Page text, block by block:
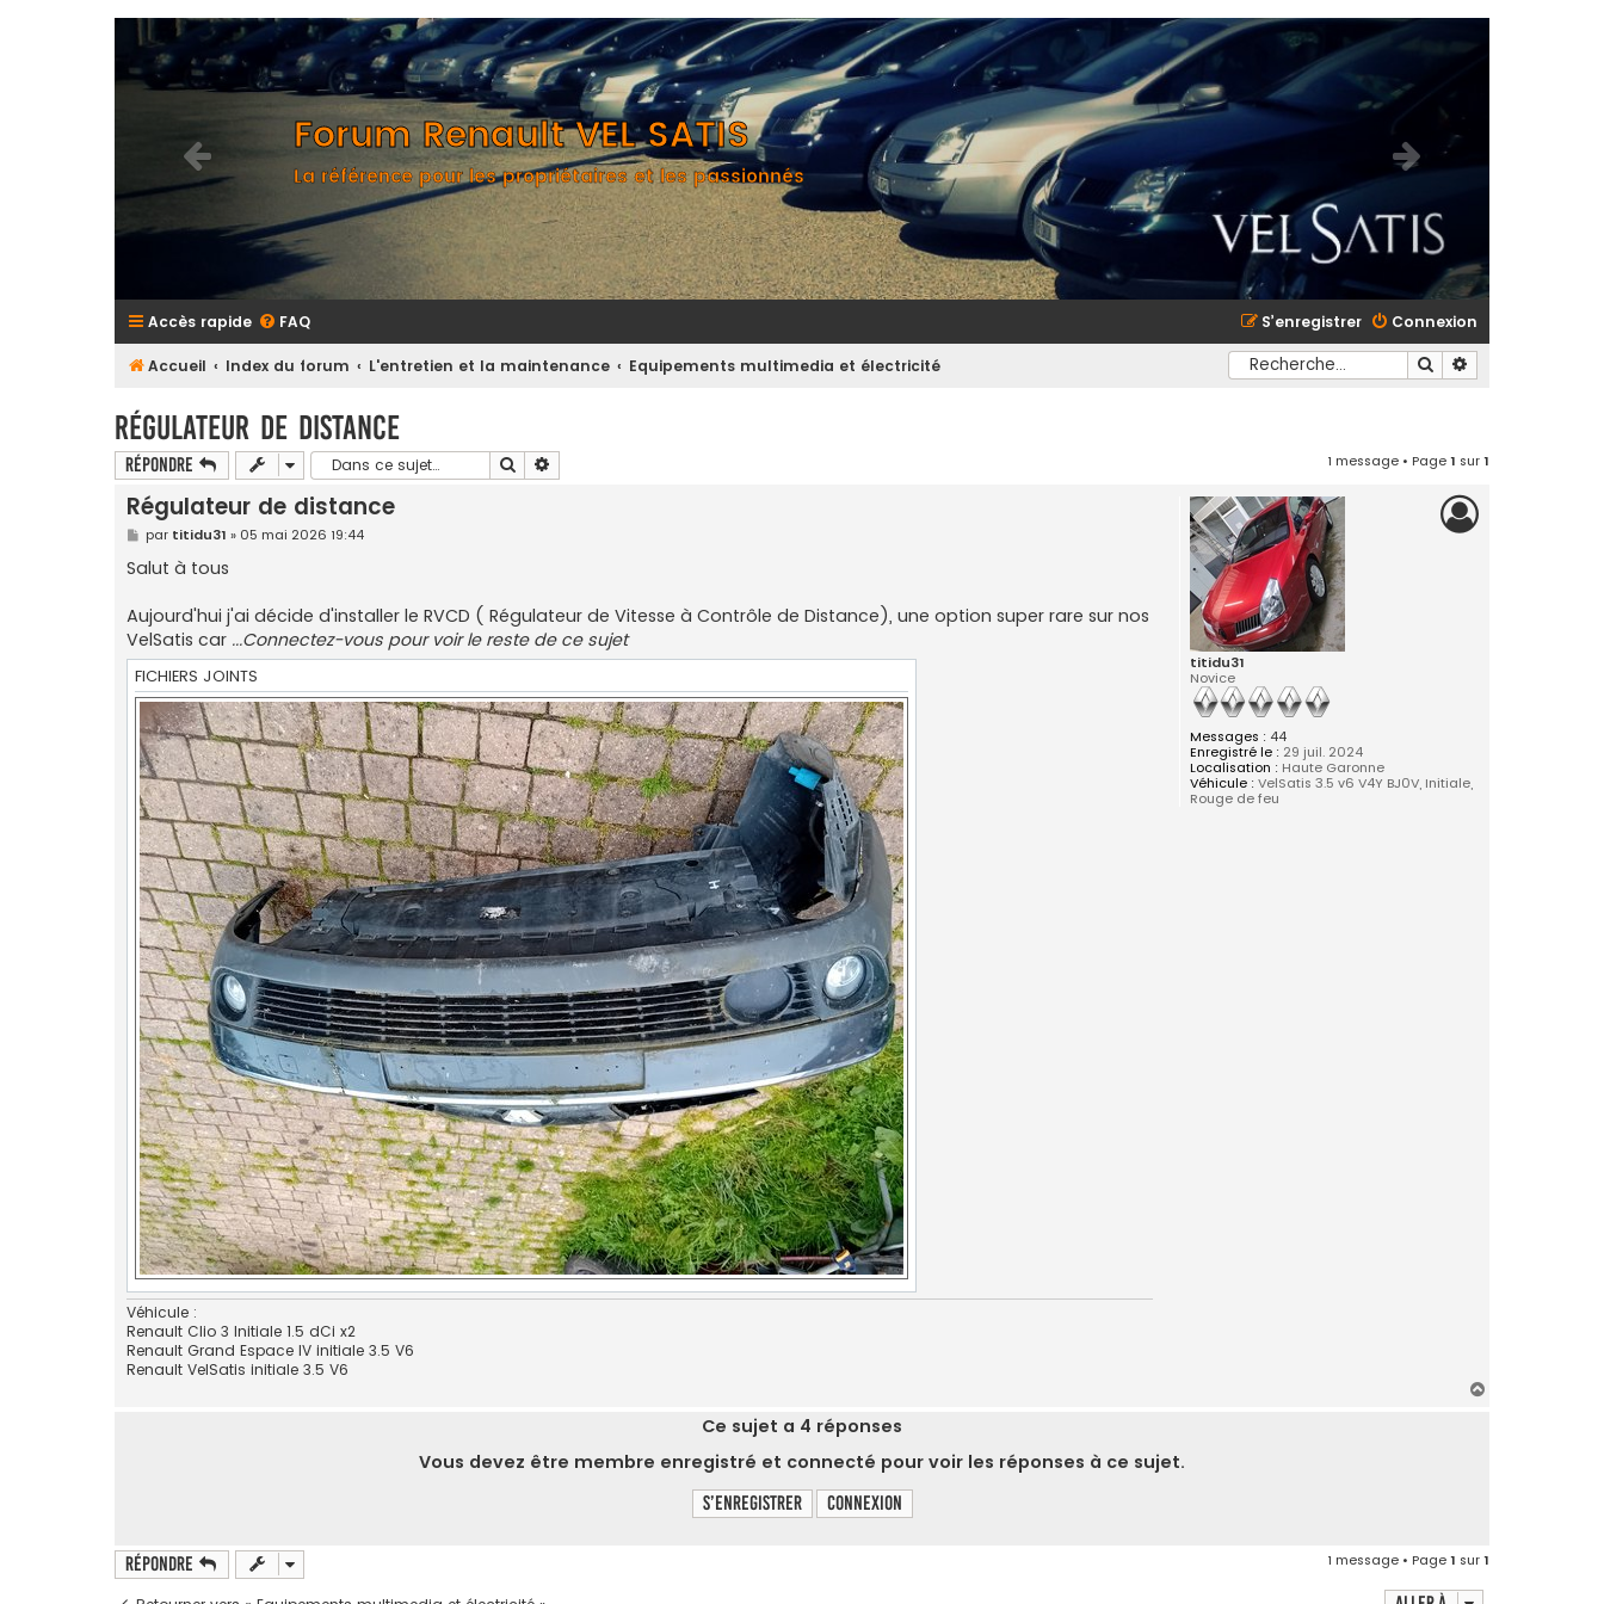
Forum Renault VEL SATIS
La référence pour les propriétaires et les passionnés
Accès rapide FAQ Connexion
S’enregistrer
Accueil Index du forum L'entretien et la maintenance Equipements multimedia et électricité Rechercher
Régulateur de distance
Répondre Rechercher 1 message • Page1 sur1
titidu31
Novice
Messages : 44
Enregistré le : 29 juil. 2024
Localisation : Haute Garonne
Véhicule : VelSatis 3.5 v6 V4Y BJ0V, Initiale,
Rouge de feu
Régulateur de distance
M
e
s
s
g
e
par titidu31 » 05 mai 2026 19:44
Salut à tous
Aujourd'hui j'ai décide d'installer le RVCD ( Régulateur de Vitesse à Contrôle de Distance), une option super rare sur nos
VelSatis car ...Connectez-vous pour voir le reste de ce sujet
FICHIERS JOINTS
Véhicule :
Renault Clio 3 Initiale 1.5 dCi x2
Renault Grand Espace IV initiale 3.5 V6
Renault VelSatis initiale 3.5 V6
Ce sujet a 4 réponses
Vous devez être membre enregistré et connecté pour voir les réponses à ce sujet.
S’enregistrer Connexion
Répondre 1 message • Page1 sur1